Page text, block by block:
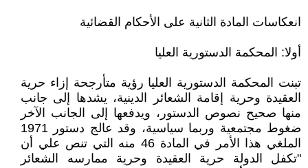
انعكاسات المادة الثانية على الأحكام القضائية
أولا: المحكمة الدستورية العليا
تبنت المحكمة الدستورية العليا رؤية متأرجحة إزاء حرية
العقيدة وحرية إقامة الشعائر الدينية، يشدها إلى جانب
منها صحيح نصوص الدستور، ويدفعها إلى الجانب الآخر
ضغوط مجتمعية وربما سياسية، وقد عالج دستور 1971
الملغي هذا الأمر في المادة 46 منه التي تنص علي أن
"تكفل الدولة حرية العقيدة وحرية ممارسه الشعائر